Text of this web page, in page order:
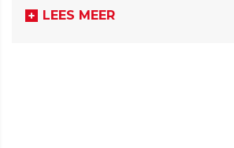
LEES MEER